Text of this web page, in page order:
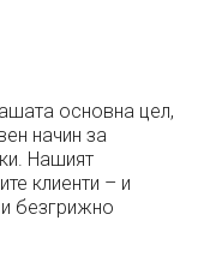
основна цел,
начин за
Нашият
клиенти – и
безгрижно